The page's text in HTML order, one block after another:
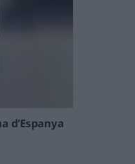
d’Espanya